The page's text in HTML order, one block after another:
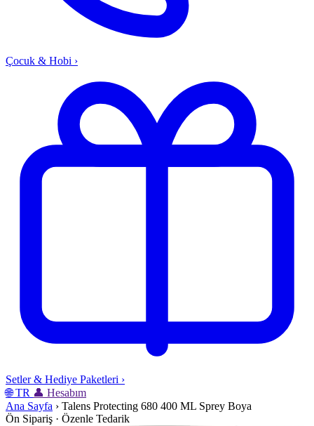
Çocuk & Hobi ›
Setler & Hediye Paketleri ›
🌐 TR 👤 Hesabım
Ana Sayfa › Talens Protecting 680 400 ML Sprey Boya
Ön Sipariş · Özenle Tedarik